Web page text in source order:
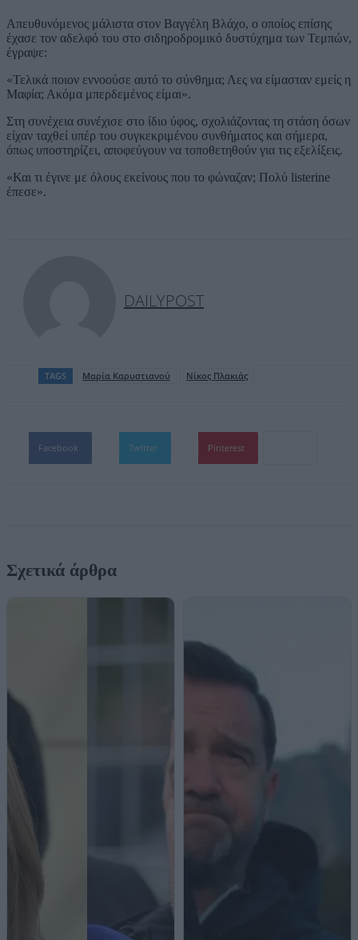
Απευθυνόμενος μάλιστα στον Βαγγέλη Βλάχο, ο οποίος επίσης
έχασε τον αδελφό του στο σιδηροδρομικό δυστύχημα των Τεμπών,
έγραψε:
«Τελικά ποιον εννοούσε αυτό το σύνθημα; Λες να είμασταν εμείς η
Μαφία; Ακόμα μπερδεμένος είμαι».
Στη συνέχεια συνέχισε στο ίδιο ύφος, σχολιάζοντας τη στάση όσων
είχαν ταχθεί υπέρ του συγκεκριμένου συνθήματος και σήμερα,
όπως υποστηρίζει, αποφεύγουν να τοποθετηθούν για τις εξελίξεις.
«Και τι έγινε με όλους εκείνους που το φώναζαν; Πολύ listerine
έπεσε».
DAILYPOST
TAGS Μαρία Καρυστιανού Νίκος Πλακιάς
Facebook Twitter Pinterest
Σχετικά άρθρα